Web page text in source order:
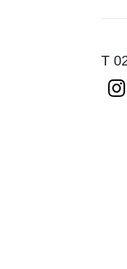
T